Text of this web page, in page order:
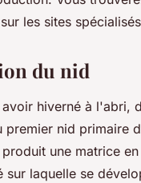
sur les sites
du nid
hiverné à l'abri,
premier nid primaire
une matrice
sur laquelle se